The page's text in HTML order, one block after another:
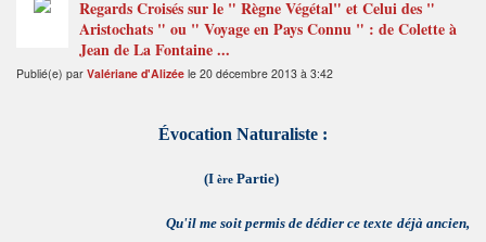
Regards Croisés sur le " Règne Végétal" et Celui des "
Aristochats " ou " Voyage en Pays Connu " : de Colette à
Jean de La Fontaine ...
Publié(e) par Valériane d'Alizée le 20 décembre 2013 à 3:42
Évocation Naturaliste :
(I ère Partie)
Qu'il me soit permis de dédier ce texte déjà ancien,